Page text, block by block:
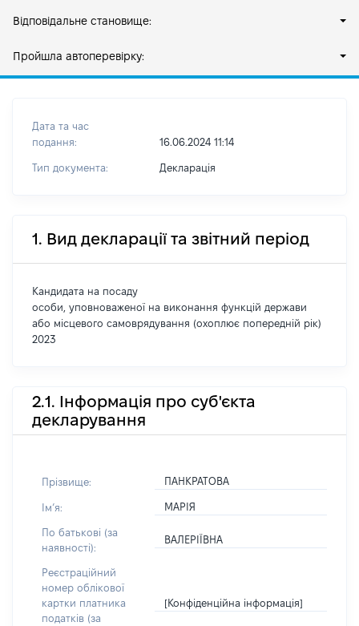
Відповідальне становище:
Пройшла автоперевірку:
Дата та час
подання:
16.06.2024 11:14
Тип документа: Декларація
1. Вид декларації та звітний період
Кандидата на посаду
особи, уповноваженої на виконання функцій держави
або місцевого самоврядування (охоплює попередній рік)
2023
2.1. Інформація про суб'єкта
декларування
Прізвище: ПАНКРАТОВА
Імʼя: МАРІЯ
По батькові (за
наявності):
ВАЛЕРІЇВНА
Реєстраційний
номер облікової
картки платника
податків (за
[Конфіденційна інформація]